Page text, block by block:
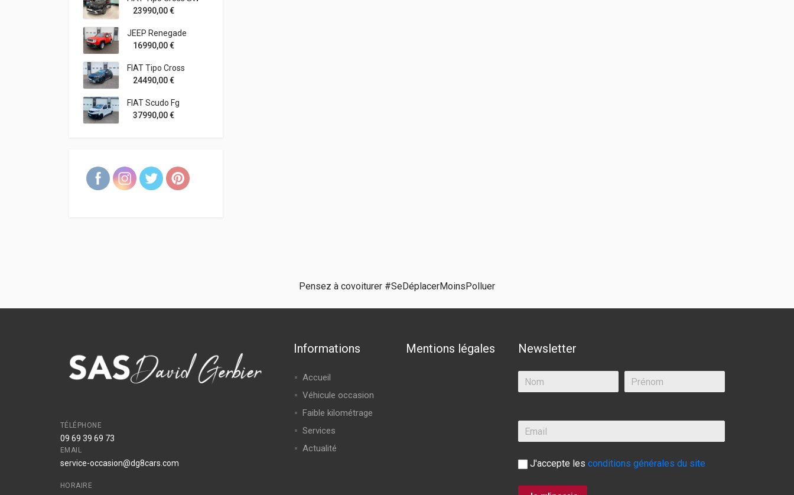
23990,00€
JEEP Renegade
16990,00€
FIAT Tipo Cross
24490,00€
FIAT Scudo Fg
37990,00€
Pensez à covoiturer #SeDéplacerMoinsPolluer
TÉLÉPHONE
09 69 39 69 73
EMAIL
service-occasion@dg8cars.com
HORAIRE
Informations
Accueil
Véhicule occasion
Faible kilométrage
Services
Actualité
Mentions légales Newsletter
J'accepte les conditions générales du site